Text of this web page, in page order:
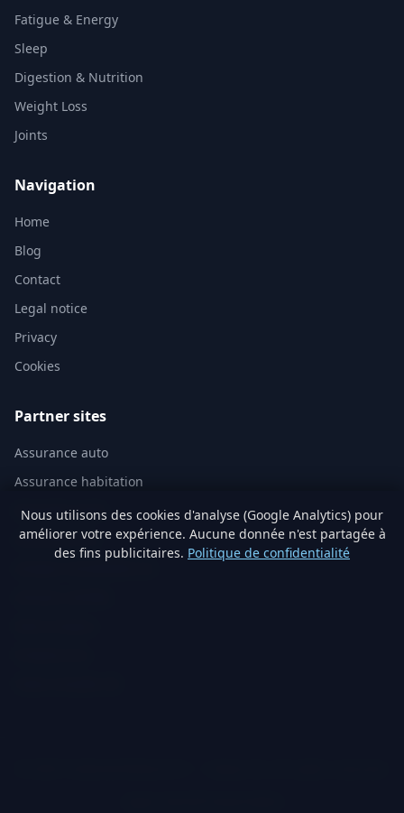
Fatigue & Energy
Sleep
Digestion & Nutrition
Weight Loss
Joints
Navigation
Home
Blog
Contact
Legal notice
Privacy
Cookies
Partner sites
Assurance auto
Assurance habitation
Mutuelle santé
Assurance vie
Nous utilisons des cookies d'analyse (Google Analytics) pour
améliorer votre expérience. Aucune donnée n'est partagée à
des fins publicitaires. Politique de confidentialité